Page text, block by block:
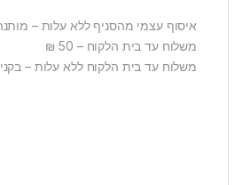
איסוף עצמי מהסניף ללא עלות –
משלוח עד בית הלקוח – 50 ₪
משלוח עד בית הלקוח ללא עלות – בקנייה מעל